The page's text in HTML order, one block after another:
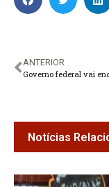
ANTERIOR
Notícias